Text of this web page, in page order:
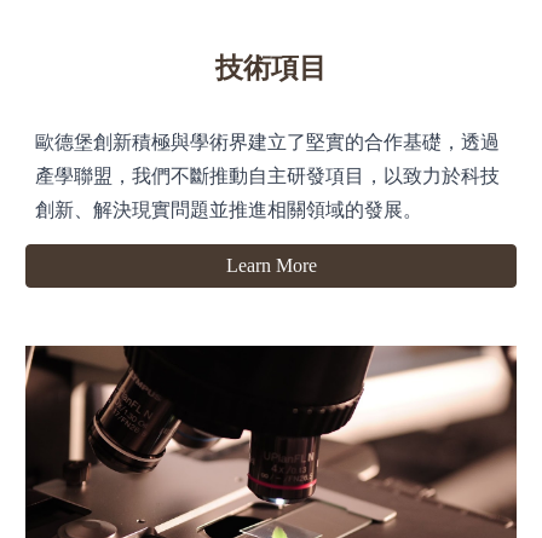
技術項目
歐德堡創新積極與學術界建立了堅實的合作基礎，透過
產學聯盟，我們不斷推動自主研發項目，以致力於科技
創新、解決現實問題並推進相關領域的發展。
Learn More